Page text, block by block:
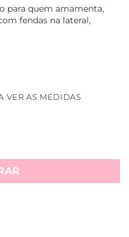
para quem amamenta,
fendas na lateral,
VER AS MEDIDAS
quantidade